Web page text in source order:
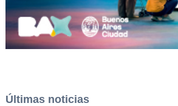
Últimas noticias